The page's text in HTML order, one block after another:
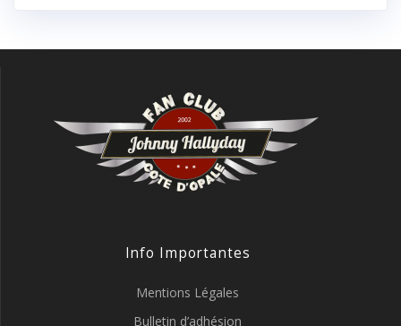
Info Importantes
Mentions Légales
Bulletin d’adhésion